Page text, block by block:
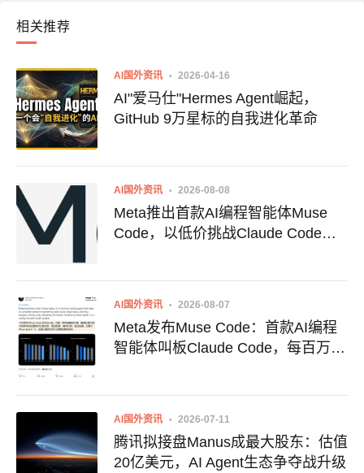
相关推荐
AI国外资讯 2026-04-16
AI"爱马仕"Hermes Agent崛起，
GitHub 9万星标的自我进化革命
AI国外资讯 2026-08-08
Meta推出首款AI编程智能体Muse
Code，以低价挑战Claude Code与
AI国外资讯 2026-08-07
Meta发布Muse Code：首款AI编程
智能体叫板Claude Code，每百万
AI国外资讯 2026-07-11
腾讯拟接盘Manus成最大股东：估值
20亿美元，AI Agent生态争夺战升级